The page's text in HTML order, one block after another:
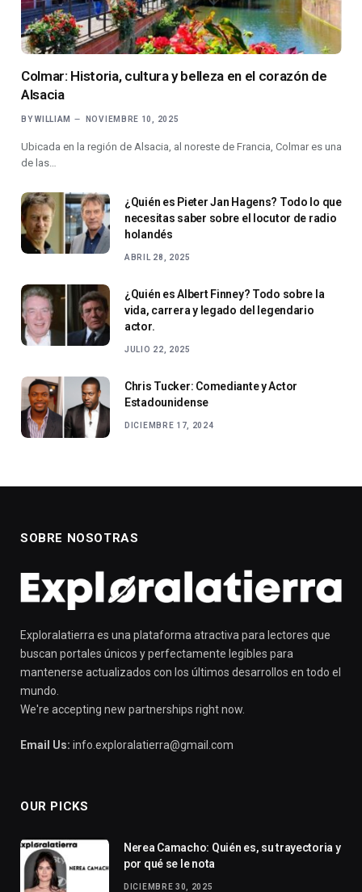
Colmar: Historia, cultura y belleza en el corazón de
Alsacia
BY WILLIAM NOVIEMBRE 10, 2025
Ubicada en la región de Alsacia, al noreste de Francia, Colmar es una
de las…
¿Quién es Pieter Jan Hagens? Todo lo que
necesitas saber sobre el locutor de radio
holandés
ABRIL 28, 2025
¿Quién es Albert Finney? Todo sobre la
vida, carrera y legado del legendario
actor.
JULIO 22, 2025
Chris Tucker: Comediante y Actor
Estadounidense
DICIEMBRE 17, 2024
SOBRE NOSOTRAS
Exploralatierra es una plataforma atractiva para lectores que
buscan portales únicos y perfectamente legibles para
mantenerse actualizados con los últimos desarrollos en todo el
mundo.
We're accepting new partnerships right now.
Email Us: info.exploralatierra@gmail.com
OUR PICKS
Nerea Camacho: Quién es, su trayectoria y
por qué se le nota
DICIEMBRE 30, 2025